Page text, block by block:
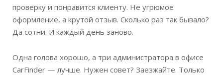
проверку и понравится клиенту. Не угрюмое
оформление, а крутой отзыв. Сколько раз так бывало?
Да сотни. И каждый день заново.
Одна голова хорошо, а три администратора в офисе
CarFinder — лучше. Нужен совет? Заезжайте. Только